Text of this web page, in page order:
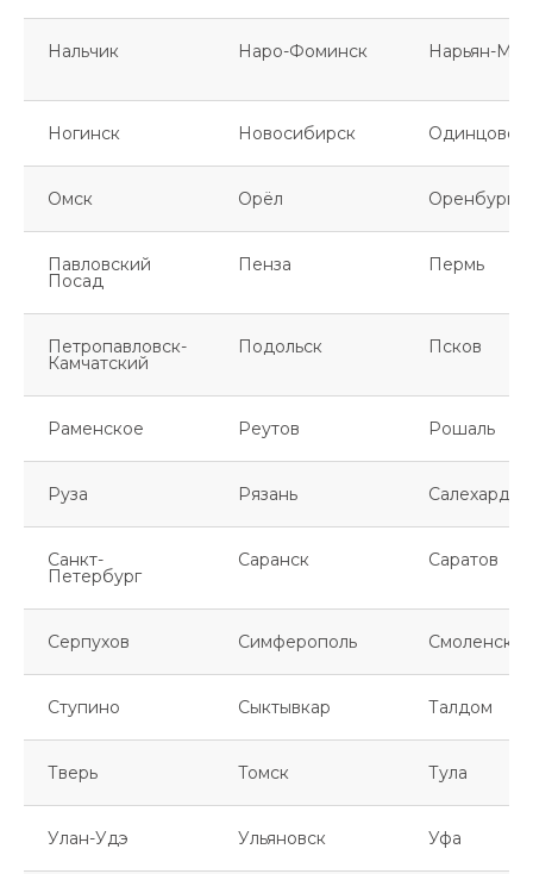
Нальчик Наро-Фоминск Нарьян-Мар
Ногинск Новосибирск Одинцово
Омск Орёл Оренбург
Павловский
Посад
Пенза Пермь
Петропавловск-
Камчатский
Подольск Псков
Раменское Реутов Рошаль
Руза Рязань Салехард
Санкт-
Петербург
Саранск Саратов
Серпухов Симферополь Смоленск
Ступино Сыктывкар Талдом
Тверь Томск Тула
Улан-Удэ Ульяновск Уфа